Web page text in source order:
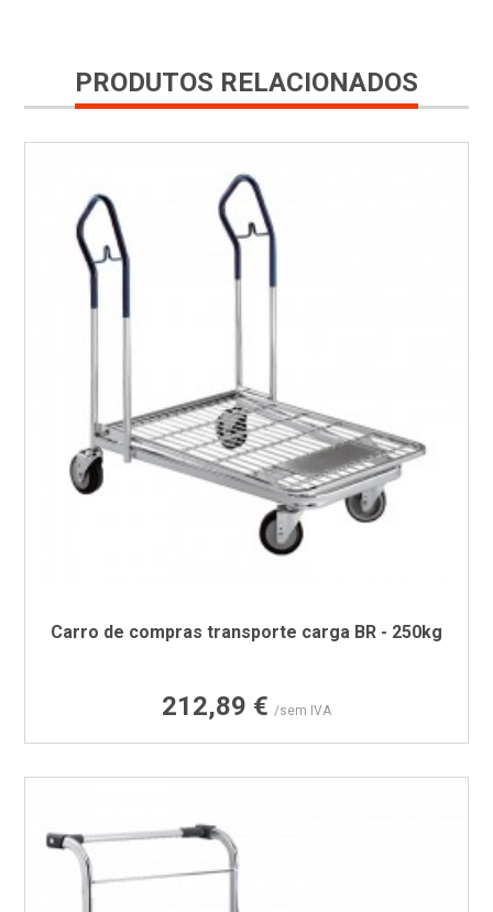
PRODUTOS RELACIONADOS
Carro de compras transporte carga BR - 250kg
Preço
212,89 € /sem IVA